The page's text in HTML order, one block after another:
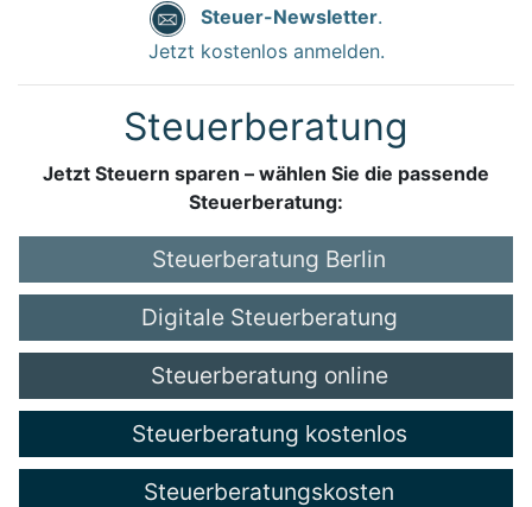
Steuer-Newsletter.
Jetzt kostenlos anmelden.
Steuerberatung
Jetzt Steuern sparen – wählen Sie die passende
Steuerberatung:
Steuerberatung Berlin
Digitale Steuerberatung
Steuerberatung online
Steuerberatung kostenlos
Steuerberatungskosten